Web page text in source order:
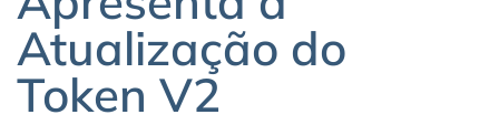
Atualização do
Token V2